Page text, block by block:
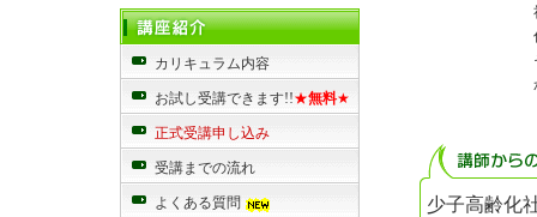
カリキュラム内容
お試し受講できます!!★無料★
正式受講申し込み
受講までの流れ
よくある質問
少子高齢化